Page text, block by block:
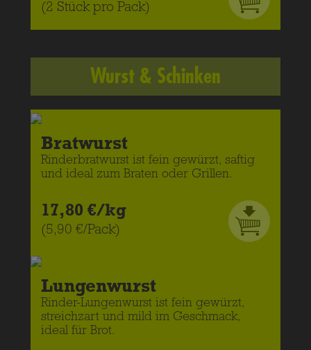
(2 Stück pro Pack)
Wurst & Schinken
Bratwurst
Rinderbratwurst ist fein gewürzt, saftig
und ideal zum Braten oder Grillen.
17,80 €/kg
(5,90 €/Pack)
Lungenwurst
Rinder-Lungenwurst ist fein gewürzt,
streichzart und mild im Geschmack,
ideal für Brot.